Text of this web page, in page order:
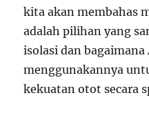
kita akan membahas
adalah pilihan yang
isolasi dan bagaimana
menggunakannya
kekuatan otot secara